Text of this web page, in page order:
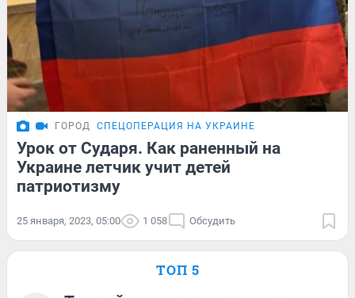
ГОРОД СПЕЦОПЕРАЦИЯ НА УКРАИНЕ
Урок от Сударя. Как раненный на
Украине летчик учит детей
патриотизму
25 января, 2023, 05:00 1 058 Обсудить
ТОП 5